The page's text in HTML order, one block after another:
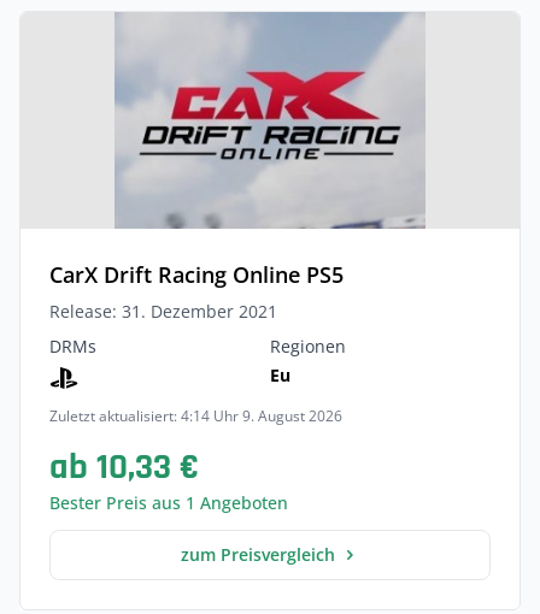
CarX Drift Racing Online PS5
Release: 31. Dezember 2021
DRMs
Regionen
Eu
Zuletzt aktualisiert: 4:14 Uhr 9. August 2026
ab 10,33 €
Bester Preis aus 1 Angeboten
zum Preisvergleich